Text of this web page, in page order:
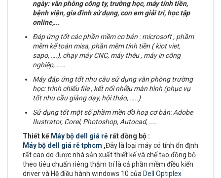
ngày: văn phòng công ty, trường học, máy tính tiền,
bệnh viện, gia đình sử dụng, con em giải trí, học tập
online,...
Đáp ứng tốt các phần mềm cơ bản : microsoft , phầm
mềm kế toán misa, phần mềm tính tiền ( kiot viet,
sapo, ….), chạy máy CNC, máy thêu , máy in công
nghiệp, ……
Máy đáp ứng tốt nhu câu sử dụng văn phòng trường
học: trình chiếu file , kết nối nhiều màn hình (phục vụ
tốt nhu cầu giảng dạy, hội thảo, …..)
Sử dụng tốt một số phầm mền đồ hoạ cơ bản:Adobe
IIustrator, Corel, Photoshop, Autocad, ....
Thiết kế Máy bộ dell giá rẻ rất đồng bộ :
Máy bộ dell giá rẻ tphcm ,Đây là loại máy có tính ổn định
rất cao do được nhà sản xuất thiết kế và chế tạo đồng bộ
theo tiêu chuẩn riêng thậm trí là cả phần mềm điều kiển
driver và Hệ điều hành windows 10 của Dell Optiplex